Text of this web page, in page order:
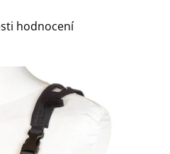
hodnocení